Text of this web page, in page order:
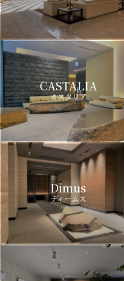
CASTALIA
カスタリア
Dimus
ディームス